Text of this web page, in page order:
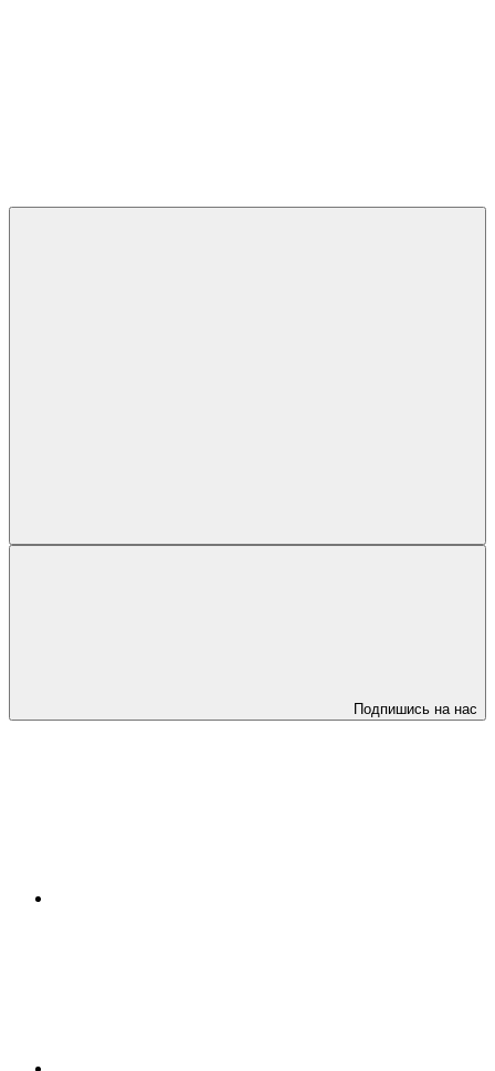
Подпишись на нас